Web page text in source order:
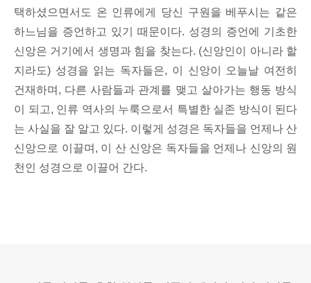
택하셨으면서도 온 인류에게 당신 구원을 베푸시는 같은
하느님을 증언하고 있기 때문이다. 성경의 증언에 기초한
신앙은 거기에서 생명과 힘을 찾는다. (신앙인이 아니라 할
지라도) 성경을 읽는 독자들은, 이 신앙이 오늘날 여전히
건재하며, 다른 사람들과 관계를 맺고 살아가는 행동 방식
이 되고, 인류 역사의 누룩으로서 특별한 실존 방식이 된다
는 사실을 잘 알고 있다. 이렇게 성경은 독자들을 언제나 산
신앙으로 이끌며, 이 산 신앙은 독자들을 언제나 신앙의 원
천인 성경으로 이끌어 간다.